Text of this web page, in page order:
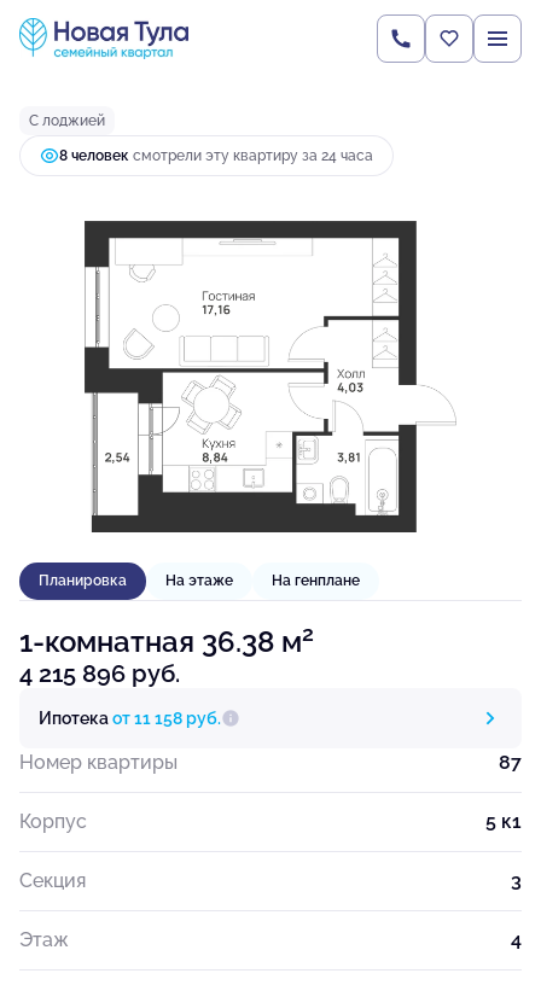
1-комнатная36.38 м 4 215 896 руб.
Ипотекаот 11 158 руб.
С лоджией
8 человек смотрели эту квартиру за 24 часа
Планировка На этаже На генплане
1-комнатная 36.38 м2
4 215 896 руб.
Ипотекаот 11 158 руб.
Номер квартиры 87
Корпус 5 к1
Секция 3
Этаж 4